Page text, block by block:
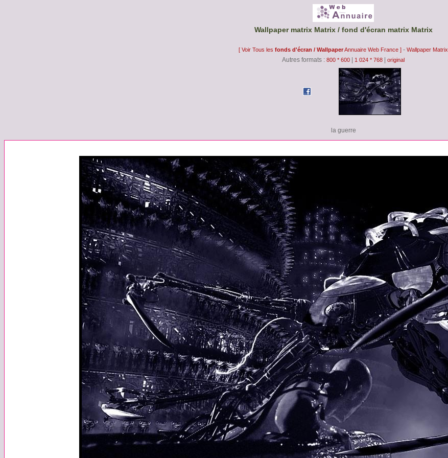
Wallpaper matrix Matrix / fond d'écran matrix Matrix
[ Voir Tous les fonds d'écran / WallpaperAnnuaire Web France ] - Wallpaper Matrix
Autres formats : 800 * 600 1 024 * 768 original
la guerre